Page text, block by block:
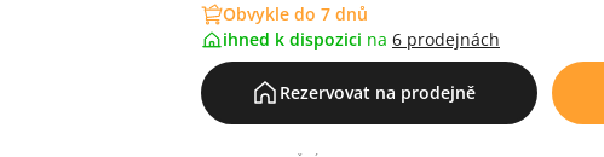
Obvykle do 7 dnů
ihned k dispozici na 6 prodejnách
Rezervovat na prodejně